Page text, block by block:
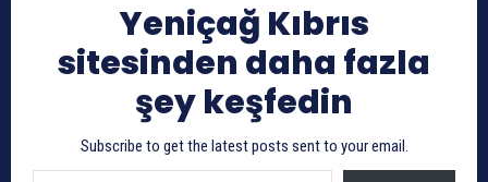
Yeniçağ Kıbrıs
sitesinden daha fazla
şey keşfedin
Subscribe to get the latest posts sent to your email.
E-postanızı yazın…